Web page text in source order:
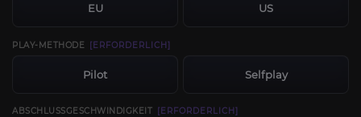
EU US
PLAY-METHODE [ERFORDERLICH]
Pilot Selfplay
ABSCHLUSSGESCHWINDIGKEIT [ERFORDERLICH]